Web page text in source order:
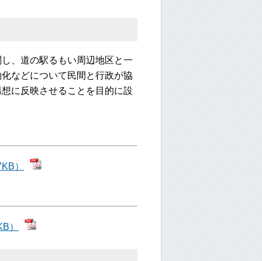
、道の駅るもい周辺地区と一
などについて民間と行政が協
に反映させることを目的に設
）
）